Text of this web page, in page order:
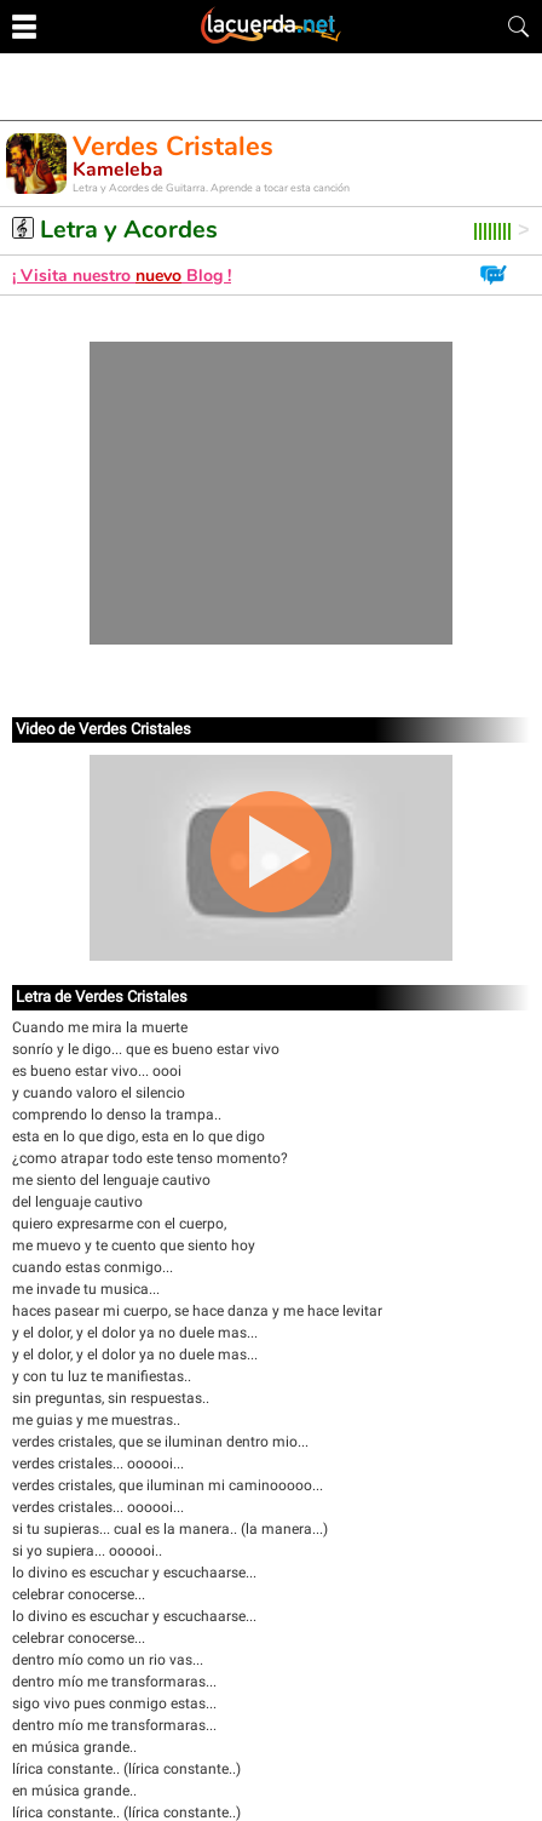
Verdes Cristales
Kameleba
Letra y Acordes de Guitarra. Aprende a tocar esta canción
Letra y Acordes
¡ Visita nuestro nuevo Blog !
Video de Verdes Cristales
Letra de Verdes Cristales
Cuando me mira la muerte
sonrío y le digo... que es bueno estar vivo
es bueno estar vivo... oooi
y cuando valoro el silencio
comprendo lo denso la trampa..
esta en lo que digo, esta en lo que digo
¿como atrapar todo este tenso momento?
me siento del lenguaje cautivo
del lenguaje cautivo
quiero expresarme con el cuerpo,
me muevo y te cuento que siento hoy
cuando estas conmigo...
me invade tu musica...
haces pasear mi cuerpo, se hace danza y me hace levitar
y el dolor, y el dolor ya no duele mas...
y el dolor, y el dolor ya no duele mas...
y con tu luz te manifiestas..
sin preguntas, sin respuestas..
me guias y me muestras..
verdes cristales, que se iluminan dentro mio...
verdes cristales... oooooi...
verdes cristales, que iluminan mi caminooooo...
verdes cristales... oooooi...
si tu supieras... cual es la manera.. (la manera...)
si yo supiera... oooooi..
lo divino es escuchar y escuchaarse...
celebrar conocerse...
lo divino es escuchar y escuchaarse...
celebrar conocerse...
dentro mío como un rio vas...
dentro mío me transformaras...
sigo vivo pues conmigo estas...
dentro mío me transformaras...
en música grande..
lírica constante.. (lírica constante..)
en música grande..
lírica constante.. (lírica constante..)